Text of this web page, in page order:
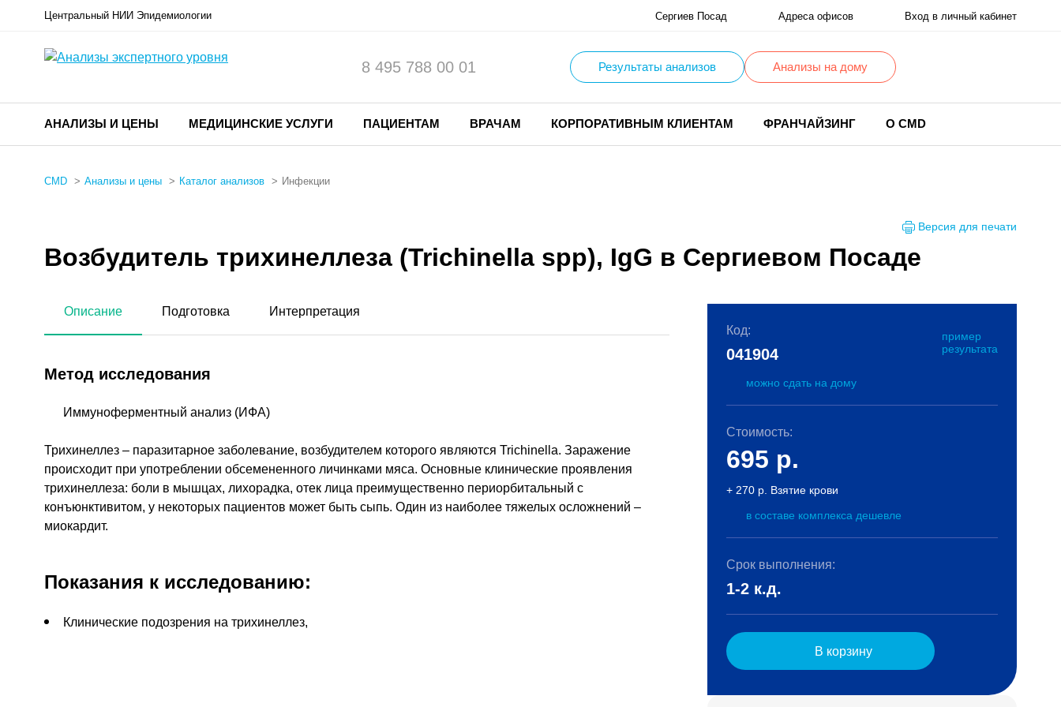
Центральный НИИ Эпидемиологии Сергиев Посад Адреса офисов Вход в личный кабинет
8 495 788 00 01 Результаты анализов Анализы на дому
АНАЛИЗЫ И ЦЕНЫ МЕДИЦИНСКИЕ УСЛУГИ ПАЦИЕНТАМ ВРАЧАМ КОРПОРАТИВНЫМ КЛИЕНТАМ ФРАНЧАЙЗИНГ О CMD
CMD Анализы и цены Каталог анализов Инфекции
Версия для печати
Возбудитель трихинеллеза (Trichinella spp), IgG в Сергиевом Посаде
Описание Подготовка Интерпретация
Метод исследования
Иммуноферментный анализ (ИФА)
Трихинеллез – паразитарное заболевание, возбудителем которого являются Trichinella. Заражение
происходит при употреблении обсемененного личинками мяса. Основные клинические проявления
трихинеллеза: боли в мышцах, лихорадка, отек лица преимущественно периорбитальный с
конъюнктивитом, у некоторых пациентов может быть сыпь. Один из наиболее тяжелых осложнений –
миокардит.
Показания к исследованию:
Клинические подозрения на трихинеллез,
Код:
пример
результата
041904
можно сдать на дому
Стоимость:
695 р.
+ 270 р. Взятие крови
в составе комплекса дешевле
Срок выполнения:
1-2 к.д.
В корзину